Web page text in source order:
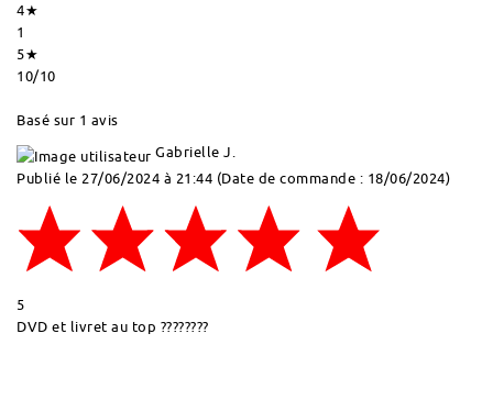
4★
1
5★
10/10
Basé sur 1 avis
Gabrielle J.
Publié le 27/06/2024 à 21:44 (Date de commande : 18/06/2024)
5
DVD et livret au top ????????